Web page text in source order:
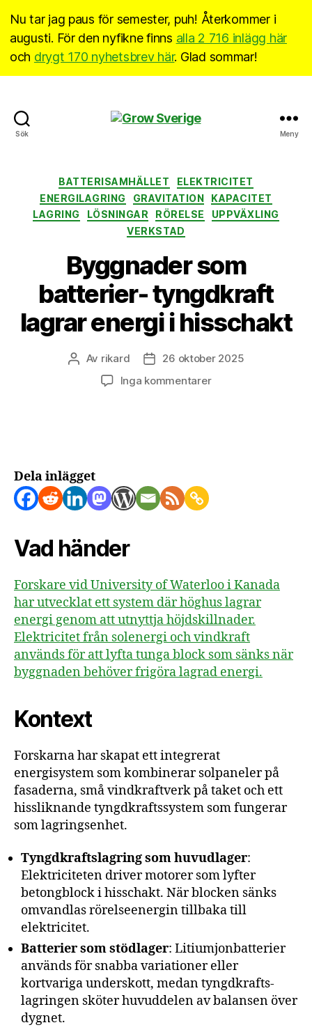
Nu tar jag paus för semester, puh! Återkommer i
augusti. För den nyfikne finns alla 2 716 inlägg här
och drygt 170 nyhetsbrev här. Glad sommar!
Sök Meny
Kategorier
BATTERISAMHÄLLET
ELEKTRICITET
ENERGILAGRING
GRAVITATION
KAPACITET
LAGRING
LÖSNINGAR RÖRELSE
UPPVÄXLING
VERKSTAD
Byggnader som
batterier- tyngdkraft
lagrar energi i hisschakt
Inläggsförfattare
Av rikard Inläggsdatum
26 oktober 2025
Inga kommentarertill
Dela inlägget
Vad händer
Forskare vid University of Waterloo i Kanada
har utvecklat ett system där höghus lagrar
energi genom att utnyttja höjdskillnader.
Elektricitet från solenergi och vindkraft
används för att lyfta tunga block som sänks när
byggnaden behöver frigöra lagrad energi.
Kontext
Forskarna har skapat ett integrerat
energisystem som kombinerar solpaneler på
fasaderna, små vindkraftverk på taket och ett
hissliknande tyngdkraftssystem som fungerar
som lagringsenhet.
Tyngdkrafts­lagring som huvudlager:
Elektriciteten driver motorer som lyfter
betongblock i hisschakt. När blocken sänks
omvandlas rörelseenergin tillbaka till
elektricitet.
Batterier som stödlager: Litiumjonbatterier
används för snabba variationer eller
kortvariga underskott, medan tyngdkrafts­
lagringen sköter huvuddelen av balansen över
dygnet.